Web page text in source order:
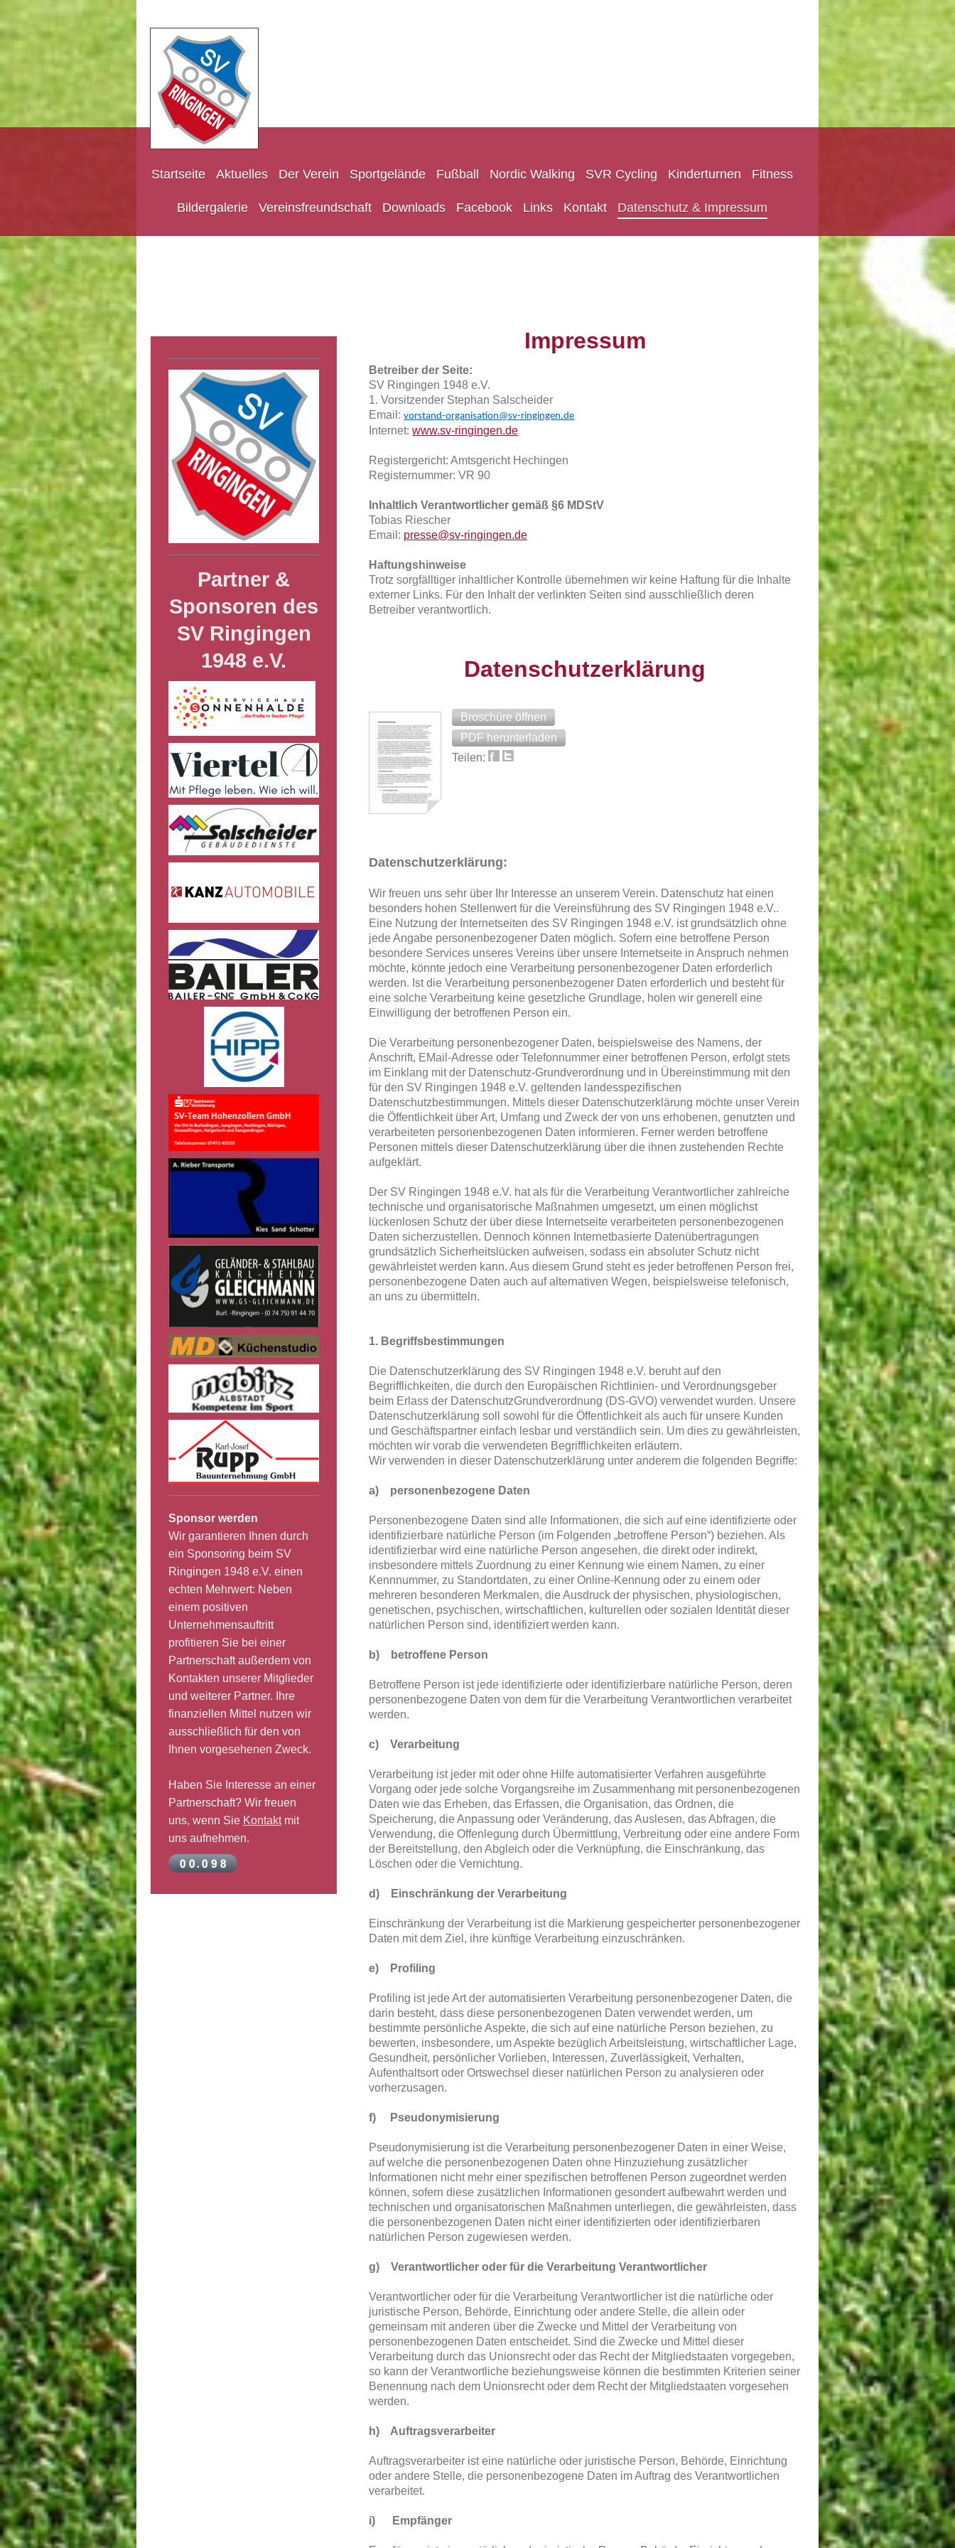
Startseite Aktuelles Der Verein Sportgelände Fußball Nordic Walking SVR Cycling Kinderturnen Fitness
Bildergalerie Vereinsfreundschaft Downloads Facebook Links Kontakt Datenschutz & Impressum
Impressum
Betreiber der Seite:
SV Ringingen 1948 e.V.
1. Vorsitzender Stephan Salscheider
Email:vorstand-organisation@sv-ringingen.de
Internet:www.sv-ringingen.de
Registergericht: Amtsgericht Hechingen
Registernummer: VR 90
Inhaltlich Verantwortlicher gemäß §6 MDStV
Tobias Riescher
Email: presse@sv-ringingen.de
Haftungshinweise
Trotz sorgfälltiger inhaltlicher Kontrolle übernehmen wir keine Haftung für die Inhalte
externer Links. Für den Inhalt der verlinkten Seiten sind ausschließlich deren
Betreiber verantwortlich.
Datenschutzerklärung
Broschüre öffnen
PDF herunterladen
Teilen:
Datenschutzerklärung:
Wir freuen uns sehr über Ihr Interesse an unserem Verein. Datenschutz hat einen
besonders hohen Stellenwert für die Vereinsführung des SV Ringingen 1948 e.V..
Eine Nutzung der Internetseiten des SV Ringingen 1948 e.V. ist grundsätzlich ohne
jede Angabe personenbezogener Daten möglich. Sofern eine betroffene Person
besondere Services unseres Vereins über unsere Internetseite in Anspruch nehmen
möchte, könnte jedoch eine Verarbeitung personenbezogener Daten erforderlich
werden. Ist die Verarbeitung personenbezogener Daten erforderlich und besteht für
eine solche Verarbeitung keine gesetzliche Grundlage, holen wir generell eine
Einwilligung der betroffenen Person ein.
Die Verarbeitung personenbezogener Daten, beispielsweise des Namens, der
Anschrift, EMail-Adresse oder Telefonnummer einer betroffenen Person, erfolgt stets
im Einklang mit der Datenschutz-Grundverordnung und in Übereinstimmung mit den
für den SV Ringingen 1948 e.V. geltenden landesspezifischen
Datenschutzbestimmungen. Mittels dieser Datenschutzerklärung möchte unser Verein
die Öffentlichkeit über Art, Umfang und Zweck der von uns erhobenen, genutzten und
verarbeiteten personenbezogenen Daten informieren. Ferner werden betroffene
Personen mittels dieser Datenschutzerklärung über die ihnen zustehenden Rechte
aufgeklärt.
Der SV Ringingen 1948 e.V. hat als für die Verarbeitung Verantwortlicher zahlreiche
technische und organisatorische Maßnahmen umgesetzt, um einen möglichst
lückenlosen Schutz der über diese Internetseite verarbeiteten personenbezogenen
Daten sicherzustellen. Dennoch können Internetbasierte Datenübertragungen
grundsätzlich Sicherheitslücken aufweisen, sodass ein absoluter Schutz nicht
gewährleistet werden kann. Aus diesem Grund steht es jeder betroffenen Person frei,
personenbezogene Daten auch auf alternativen Wegen, beispielsweise telefonisch,
an uns zu übermitteln.
1. Begriffsbestimmungen
Die Datenschutzerklärung des SV Ringingen 1948 e.V. beruht auf den
Begrifflichkeiten, die durch den Europäischen Richtlinien- und Verordnungsgeber
beim Erlass der DatenschutzGrundverordnung (DS-GVO) verwendet wurden. Unsere
Datenschutzerklärung soll sowohl für die Öffentlichkeit als auch für unsere Kunden
und Geschäftspartner einfach lesbar und verständlich sein. Um dies zu gewährleisten,
möchten wir vorab die verwendeten Begrifflichkeiten erläutern.
Wir verwenden in dieser Datenschutzerklärung unter anderem die folgenden Begriffe:
a) personenbezogene Daten
Personenbezogene Daten sind alle Informationen, die sich auf eine identifizierte oder
identifizierbare natürliche Person (im Folgenden „betroffene Person“) beziehen. Als
identifizierbar wird eine natürliche Person angesehen, die direkt oder indirekt,
insbesondere mittels Zuordnung zu einer Kennung wie einem Namen, zu einer
Kennnummer, zu Standortdaten, zu einer Online-Kennung oder zu einem oder
mehreren besonderen Merkmalen, die Ausdruck der physischen, physiologischen,
genetischen, psychischen, wirtschaftlichen, kulturellen oder sozialen Identität dieser
natürlichen Person sind, identifiziert werden kann.
b) betroffene Person
Betroffene Person ist jede identifizierte oder identifizierbare natürliche Person, deren
personenbezogene Daten von dem für die Verarbeitung Verantwortlichen verarbeitet
werden.
c) Verarbeitung
Verarbeitung ist jeder mit oder ohne Hilfe automatisierter Verfahren ausgeführte
Vorgang oder jede solche Vorgangsreihe im Zusammenhang mit personenbezogenen
Daten wie das Erheben, das Erfassen, die Organisation, das Ordnen, die
Speicherung, die Anpassung oder Veränderung, das Auslesen, das Abfragen, die
Verwendung, die Offenlegung durch Übermittlung, Verbreitung oder eine andere Form
der Bereitstellung, den Abgleich oder die Verknüpfung, die Einschränkung, das
Löschen oder die Vernichtung.
d) Einschränkung der Verarbeitung
Einschränkung der Verarbeitung ist die Markierung gespeicherter personenbezogener
Daten mit dem Ziel, ihre künftige Verarbeitung einzuschränken.
e) Profiling
Profiling ist jede Art der automatisierten Verarbeitung personenbezogener Daten, die
darin besteht, dass diese personenbezogenen Daten verwendet werden, um
bestimmte persönliche Aspekte, die sich auf eine natürliche Person beziehen, zu
bewerten, insbesondere, um Aspekte bezüglich Arbeitsleistung, wirtschaftlicher Lage,
Gesundheit, persönlicher Vorlieben, Interessen, Zuverlässigkeit, Verhalten,
Aufenthaltsort oder Ortswechsel dieser natürlichen Person zu analysieren oder
vorherzusagen.
f) Pseudonymisierung
Pseudonymisierung ist die Verarbeitung personenbezogener Daten in einer Weise,
auf welche die personenbezogenen Daten ohne Hinzuziehung zusätzlicher
Informationen nicht mehr einer spezifischen betroffenen Person zugeordnet werden
können, sofern diese zusätzlichen Informationen gesondert aufbewahrt werden und
technischen und organisatorischen Maßnahmen unterliegen, die gewährleisten, dass
die personenbezogenen Daten nicht einer identifizierten oder identifizierbaren
natürlichen Person zugewiesen werden.
g) Verantwortlicher oder für die Verarbeitung Verantwortlicher
Verantwortlicher oder für die Verarbeitung Verantwortlicher ist die natürliche oder
juristische Person, Behörde, Einrichtung oder andere Stelle, die allein oder
gemeinsam mit anderen über die Zwecke und Mittel der Verarbeitung von
personenbezogenen Daten entscheidet. Sind die Zwecke und Mittel dieser
Verarbeitung durch das Unionsrecht oder das Recht der Mitgliedstaaten vorgegeben,
so kann der Verantwortliche beziehungsweise können die bestimmten Kriterien seiner
Benennung nach dem Unionsrecht oder dem Recht der Mitgliedstaaten vorgesehen
werden.
h) Auftragsverarbeiter
Auftragsverarbeiter ist eine natürliche oder juristische Person, Behörde, Einrichtung
oder andere Stelle, die personenbezogene Daten im Auftrag des Verantwortlichen
verarbeitet.
i) Empfänger
Partner &
Sponsoren des
SV Ringingen
1948 e.V.
Sponsor werden
Wir garantieren Ihnen durch
ein Sponsoring beim SV
Ringingen 1948 e.V. einen
echten Mehrwert: Neben
einem positiven
Unternehmensauftritt
profitieren Sie bei einer
Partnerschaft außerdem von
Kontakten unserer Mitglieder
und weiterer Partner. Ihre
finanziellen Mittel nutzen wir
ausschließlich für den von
Ihnen vorgesehenen Zweck.
Haben Sie Interesse an einer
Partnerschaft? Wir freuen
uns, wenn Sie Kontaktmit
uns aufnehmen.